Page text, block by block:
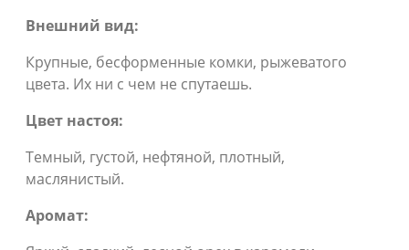
Внешний вид:
Крупные, бесформенные комки, рыжеватого
цвета. Их ни с чем не спутаешь.
Цвет настоя:
Темный, густой, нефтяной, плотный,
маслянистый.
Аромат: